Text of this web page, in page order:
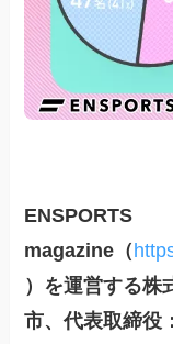
ENSPORTS
magazine（
）を運営する株
市、代表取締役